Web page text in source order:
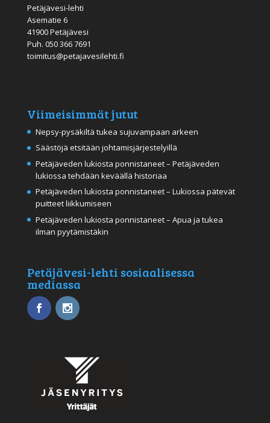
Petäjävesi-lehti
Asematie 6
41900 Petäjävesi
Puh. 050 366 7691
toimitus@petajavesilehti.fi
Viimeisimmät jutut
Nepsy-pysäkiltä tukea sujuvampaan arkeen
Säästöjä etsitään johtamisjärjestelyillä
Petäjäveden lukiosta ponnistaneet – Petäjäveden
lukiossa tehdään keväällä historiaa
Petäjäveden lukiosta ponnistaneet – Lukiossa pätevät
puitteet liikkumiseen
Petäjäveden lukiosta ponnistaneet – Apua ja tukea
ilman pyytämistäkin
Petäjävesi-lehti sosiaalisessa
mediassa